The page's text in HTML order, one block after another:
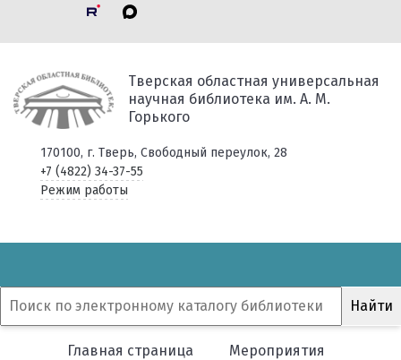
Тверская областная универсальная
научная библиотека им. А. М.
Горького
170100, г. Тверь, Свободный переулок, 28
+7 (4822) 34-37-55
Режим работы
Главная страница
Мероприятия